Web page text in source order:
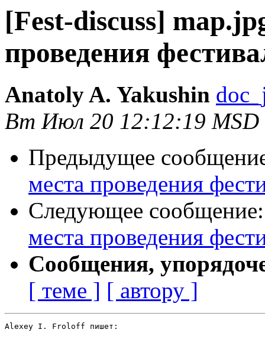
[Fest-discuss]
проведения
Anatoly A. Yakushin
Вт Июл 20 12:12:19 MSD
Предыдущее
места проведения
Следующее
места проведения
Сообщения,
[ теме ] [ автору ]
Alexey I. Froloff пишет: